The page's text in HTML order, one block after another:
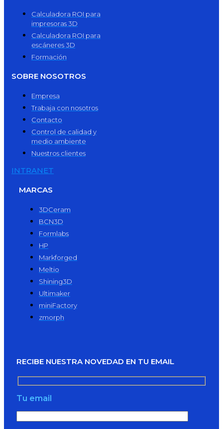
Calculadora ROI para
impresoras 3D
Calculadora ROI para
escáneres 3D
Formación
SOBRE NOSOTROS
Empresa
Trabaja con nosotros
Contacto
Control de calidad y
medio ambiente
Nuestros clientes
INTRANET
MARCAS
3DCeram
BCN3D
Formlabs
HP
Markforged
Meltio
Shining3D
Ultimaker
miniFactory
zmorph
RECIBE NUESTRA NOVEDAD EN TU EMAIL
Tu email